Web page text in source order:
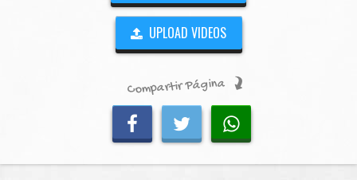
UPLOAD VIDEOS
Compartir Página